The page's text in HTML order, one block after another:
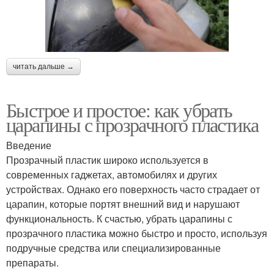
читать дальше →
Быстрое и простое: как убрать
царапины с прозрачного пластика
Введение
Прозрачный пластик широко используется в
современных гаджетах, автомобилях и других
устройствах. Однако его поверхность часто страдает от
царапин, которые портят внешний вид и нарушают
функциональность. К счастью, убрать царапины с
прозрачного пластика можно быстро и просто, используя
подручные средства или специализированные
препараты.